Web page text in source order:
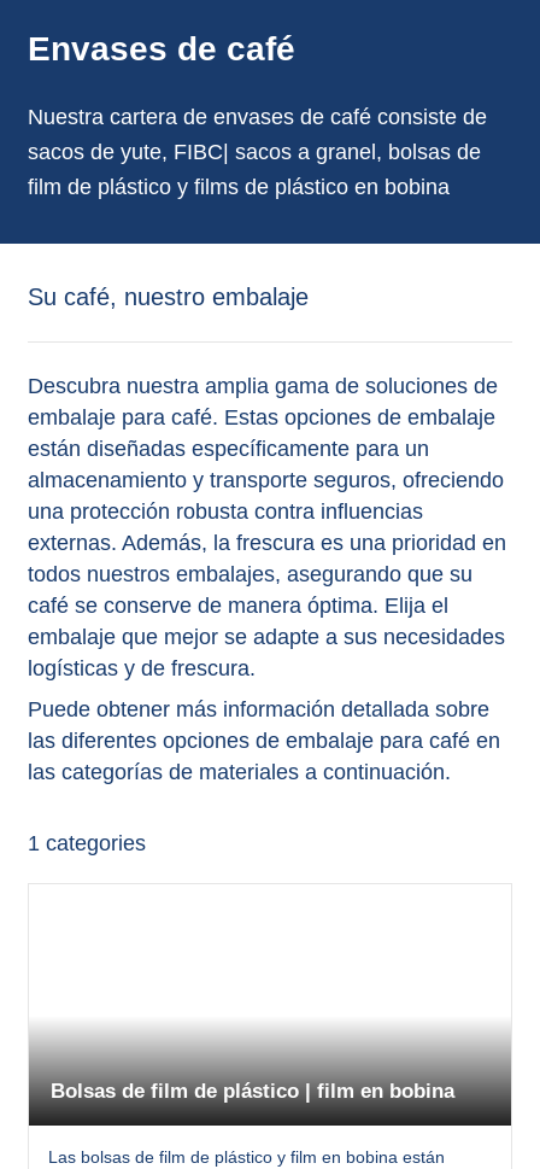
Envases de café
Nuestra cartera de envases de café consiste de
sacos de yute, FIBC| sacos a granel, bolsas de
film de plástico y films de plástico en bobina
Su café, nuestro embalaje
Descubra nuestra amplia gama de soluciones de
embalaje para café. Estas opciones de embalaje
están diseñadas específicamente para un
almacenamiento y transporte seguros, ofreciendo
una protección robusta contra influencias
externas. Además, la frescura es una prioridad en
todos nuestros embalajes, asegurando que su
café se conserve de manera óptima. Elija el
embalaje que mejor se adapte a sus necesidades
logísticas y de frescura.
Puede obtener más información detallada sobre
las diferentes opciones de embalaje para café en
las categorías de materiales a continuación.
1 categories
Bolsas de film de plástico | film en bobina
Las bolsas de film de plástico y film en bobina están